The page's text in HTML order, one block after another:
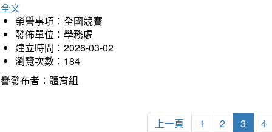
文
榮譽事項：全國競賽
發佈單位：學務處
建立時間：2026-03-02
瀏覽次數：184
發布者：體育組
上一頁 1 2 3 4